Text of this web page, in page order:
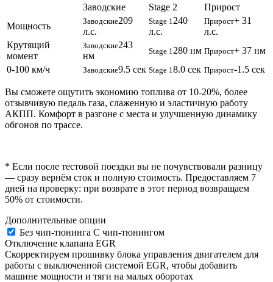
Заводские Stage 2
Прирост
Мощность
Заводские209
л.с.
Stage 1 240
л.с.
Прирост+ 31
л.с.
Крутящий
момент
Заводские243
нм
Stage 1 280 нм Прирост+ 37 нм
0-100 км/ч
Заводские9.5 сек Stage 1 8.0 сек Прирост-1.5 сек
Вы сможете ощутить экономию топлива от 10-20%, более
отзывчивую педаль газа, слаженную и эластичную работу
АКПП. Комфорт в разгоне с места и улучшенную динамику
обгонов по трассе.
* Если после тестовой поездки вы не почувствовали разницу
— сразу вернём сток и полную стоимость. Предоставляем 7
дней на проверку: при возврате в этот период возвращаем
50% от стоимости.
Дополнительные опции
Без чип-тюнинга С чип-тюнингом
Отключение клапана EGR
Скорректируем прошивку блока управления двигателем для
работы с выключенной системой EGR, чтобы добавить
машине мощности и тяги на малых оборотах